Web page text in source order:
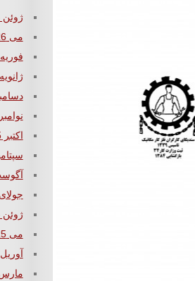
ژوئن 2026
می 2026
فوریه 2026
ژانویه 2026
دسامبر
نوامبر
اکتبر 2025
سپتامبر
آگوست
جولای
ژوئن 2025
می 2025
آوریل
مارس